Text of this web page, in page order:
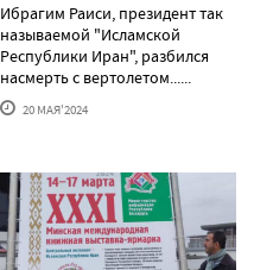
Ибрагим Раиси, президент так
называемой "Исламской
Республики Иран", разбился
насмерть с вертолетом......
20 МАЯ'2024